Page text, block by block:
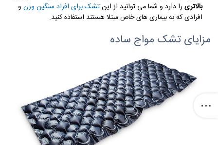
بالاتری را دارد و شما می توانید از اینتشک برای افراد سنگین وزن و
افرادی که به بیماری های خاص مبتلا هستند استفاده کنید.
مزایای تشک مواج ساده